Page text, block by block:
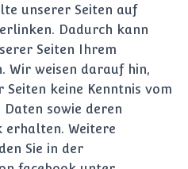
unserer Seiten auf
Dadurch kann
Seiten Ihrem
Wir weisen darauf hin,
keine Kenntnis vom
sowie deren
erhalten. Weitere
Sie in der